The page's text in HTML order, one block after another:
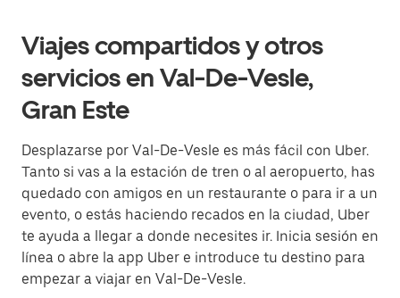
Viajes compartidos y otros
servicios en Val-De-Vesle,
Gran Este
Desplazarse por Val-De-Vesle es más fácil con Uber.
Tanto si vas a la estación de tren o al aeropuerto, has
quedado con amigos en un restaurante o para ir a un
evento, o estás haciendo recados en la ciudad, Uber
te ayuda a llegar a donde necesites ir. Inicia sesión en
línea o abre la app Uber e introduce tu destino para
empezar a viajar en Val-De-Vesle.